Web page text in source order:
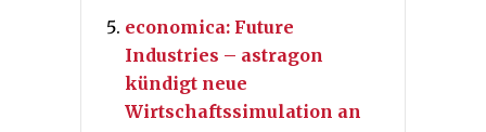
economica: Future
Industries – astragon
kündigt neue
Wirtschaftssimulation an